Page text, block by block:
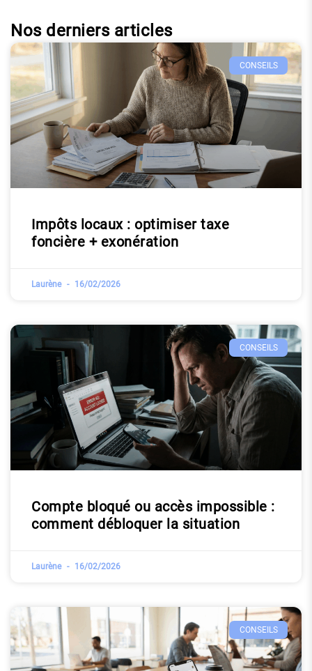
Nos derniers articles
CONSEILS
Impôts locaux : optimiser taxe
foncière + exonération
Laurène 16/02/2026
CONSEILS
Compte bloqué ou accès impossible :
comment débloquer la situation
Laurène 16/02/2026
CONSEILS